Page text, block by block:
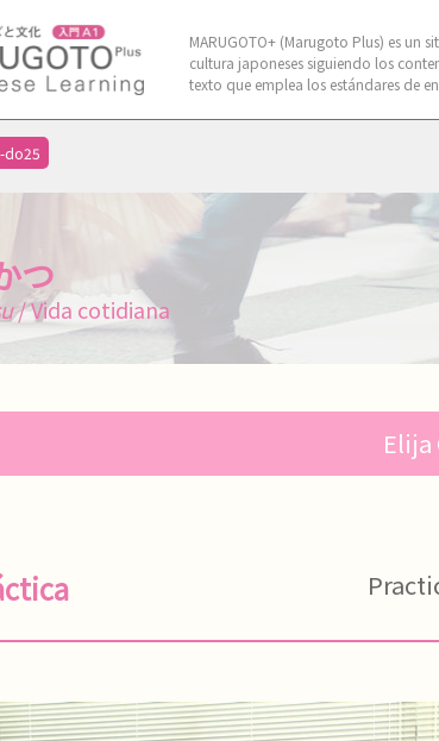
MARUGOTO+ (Marugoto Plus) es
cultura japoneses siguiendo los
texto que emplea los estándares de
do25
つ
/ Vida cotidiana
Elija